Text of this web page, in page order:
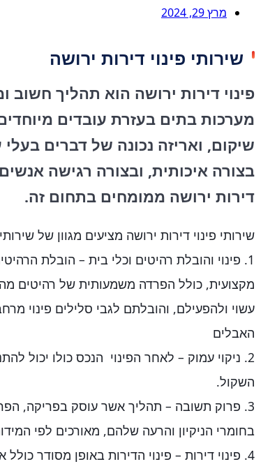
מרץ 29, 2024
שירותי פינוי דירות ירושה
מערכות בתים בעזרת עובדים
שיקום, ואריזה נכונה של דברים
בצורה איכותית, ובצורה רגישה אנשים
דירות ירושה ממומחים בתחום זה.
שירותי פינוי דירות ירושה מציעים מגוון של
1. פינוי והובלת רהיטים וכלי בית – הובלת
מקצועית, כולל הפרדה משמעותית של רהיטים
עשוי ולהפעילם, והובלתם לגבי סלילים פינוי
האבלים
2. ניקוי עמוק – לאחר הפינוי הנכס כולו יכול
השקול.
3. פרוק תשובה – תהליך אשר עוסק בפריקה,
בחומרי הניקיון והרעה שלהם, מאורכים לפי
4. פינוי דירות – פינוי הדירות באופן מסודר